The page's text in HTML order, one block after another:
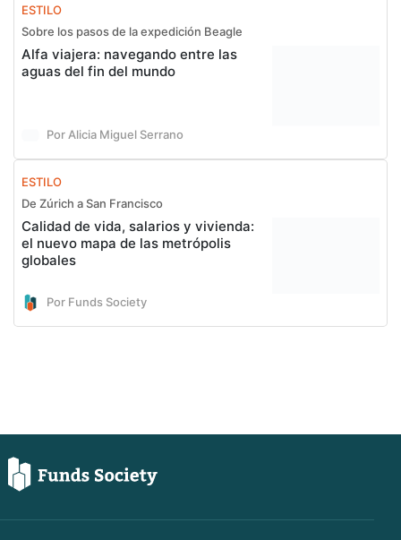
ESTILO
Sobre los pasos de la expedición Beagle
Alfa viajera: navegando entre las
aguas del fin del mundo
Por Alicia Miguel Serrano
ESTILO
De Zúrich a San Francisco
Calidad de vida, salarios y vivienda:
el nuevo mapa de las metrópolis
globales
Por Funds Society